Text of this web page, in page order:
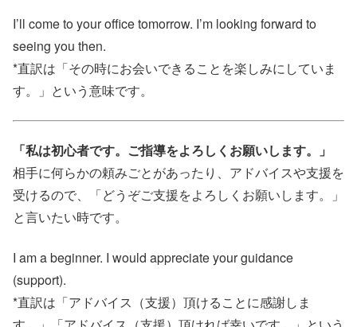
I’ll come to your office tomorrow. I’m looking forward to
seeing you then.
*直訳は「その時にお会いできることを楽しみにしていま
す。」という意味です。
「私は初心者です。ご指導をよろしくお願いします。」
相手に何らかの頼みごとがあったり、アドバイスや支援を
受けるので、「どうぞご支援をよろしくお願いします。」
と言いたい時です。
I am a beginner. I would appreciate your guidance
(support).
*直訳は「アドバイス（支援）頂けることに感謝しま